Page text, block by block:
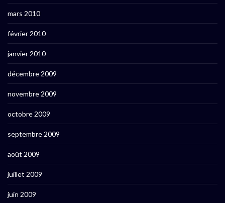
mars 2010
février 2010
janvier 2010
décembre 2009
novembre 2009
octobre 2009
septembre 2009
août 2009
juillet 2009
juin 2009